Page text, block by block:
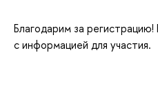
Благодарим за
с информацией для участия.